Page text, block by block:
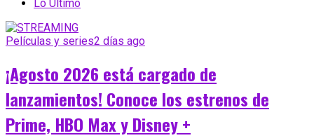
Lo Último
Películas y series2 días ago
¡Agosto 2026 está cargado de
lanzamientos! Conoce los estrenos de
Prime, HBO Max y Disney +